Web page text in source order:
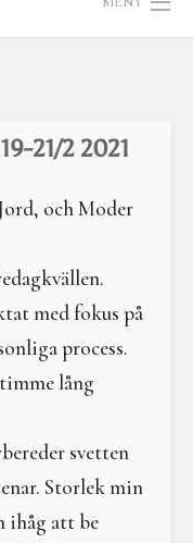
21/2 2021
och Moder
med fokus på
process.
lång
svetten
Storlek min
ihåg att be